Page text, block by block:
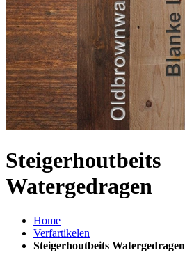
Steigerhoutbeits
Watergedragen
Home
Verfartikelen
Steigerhoutbeits Watergedragen